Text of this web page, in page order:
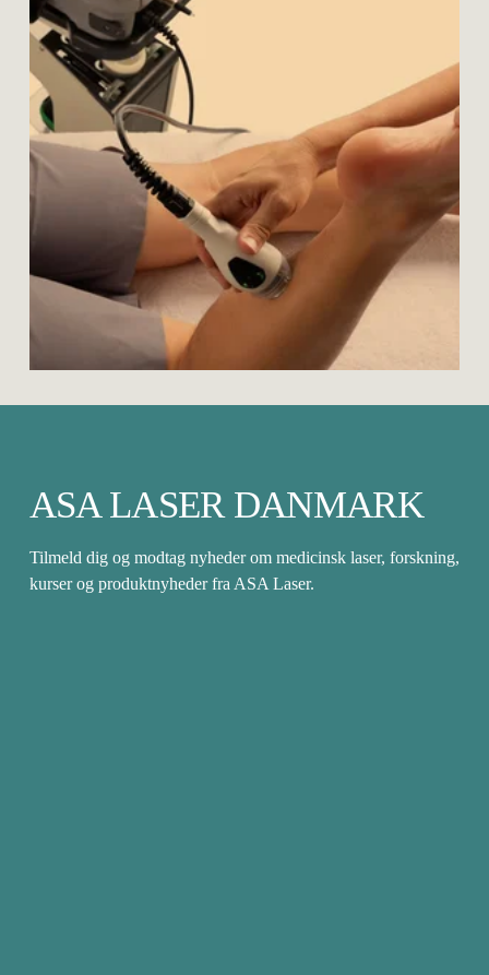
ASA LASER DANMARK
Tilmeld dig og modtag nyheder om medicinsk laser, forskning,
kurser og produktnyheder fra ASA Laser.